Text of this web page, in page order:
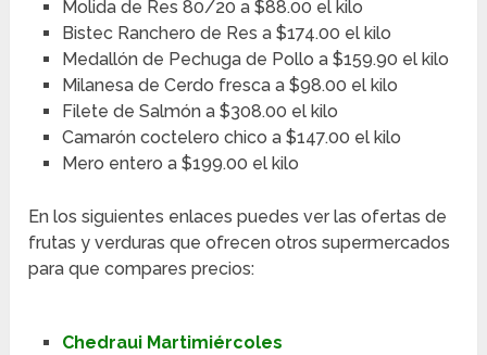
Molida de Res 80/20 a $88.00 el kilo
Bistec Ranchero de Res a $174.00 el kilo
Medallón de Pechuga de Pollo a $159.90 el kilo
Milanesa de Cerdo fresca a $98.00 el kilo
Filete de Salmón a $308.00 el kilo
Camarón coctelero chico a $147.00 el kilo
Mero entero a $199.00 el kilo
En los siguientes enlaces puedes ver las ofertas de
frutas y verduras que ofrecen otros supermercados
para que compares precios:
Chedraui Martimiércoles